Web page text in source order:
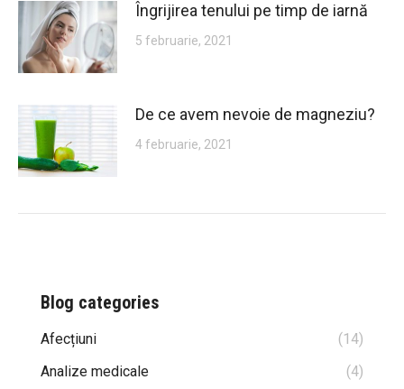
Îngrijirea tenului pe timp de iarnă
5 februarie, 2021
De ce avem nevoie de magneziu?
4 februarie, 2021
Blog categories
Afecțiuni
(14)
Analize medicale
(4)